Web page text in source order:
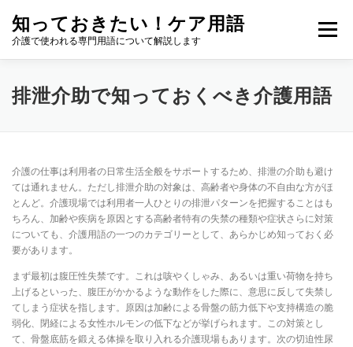
知っておきたい！ケア用語
介護で使われる専門用語について解説します
メニュー
排泄介助で知っておくべき介護用語
介護の仕事は利用者の日常生活全般をサポートするため、排泄の介助も避け
ては通れません。ただし排泄介助の対象は、高齢者や身体の不自由な方がほ
とんど。介護現場では利用者一人ひとりの排泄パターンを把握することはも
ちろん、加齢や疾病を原因とする高齢者特有の失禁の種類や症状さらに対策
についても、介護用語の一つのカテゴリーとして、あらかじめ知っておく必
要があります。
まず最初は腹圧性失禁です。これは咳やくしゃみ、あるいは重い荷物を持ち
上げるといった、腹圧がかかるような動作をした際に、意思に反して失禁し
てしまう症状を指します。原因は加齢による骨盤の筋力低下や支持構造の脆
弱化、閉経による女性ホルモンの低下などが挙げられます。この対策とし
て、骨盤底筋を鍛える体操を取り入れる介護現場もあります。次の切迫性尿